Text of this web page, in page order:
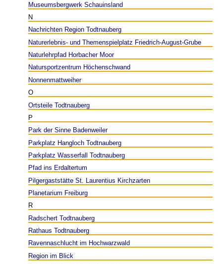
Museumsbergwerk Schauinsland
N
Nachrichten Region Todtnauberg
Naturerlebnis- und Themenspielplatz Friedrich-August-Grube
Naturlehrpfad Horbacher Moor
Natursportzentrum Höchenschwand
Nonnenmattweiher
O
Ortsteile Todtnauberg
P
Park der Sinne Badenweiler
Parkplatz Hangloch Todtnauberg
Parkplatz Wasserfall Todtnauberg
Pfad ins Erdaltertum
Pilgergaststätte St. Laurentius Kirchzarten
Planetarium Freiburg
R
Radschert Todtnauberg
Rathaus Todtnauberg
Ravennaschlucht im Hochwarzwald
Region im Blick